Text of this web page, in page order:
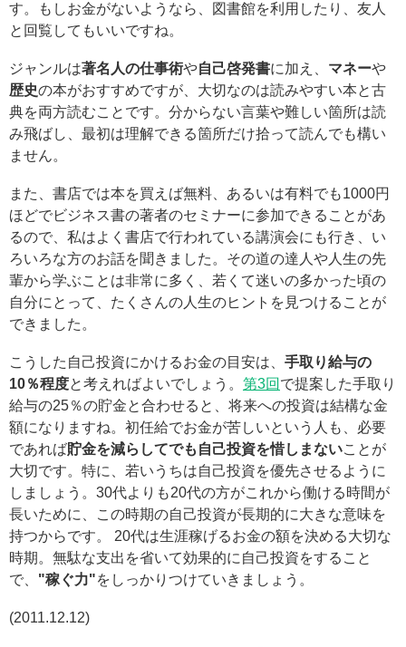
す。もしお金がないようなら、図書館を利用したり、友人
と回覧してもいいですね。
ジャンルは著名人の仕事術や自己啓発書に加え、 マネーや
歴史の本がおすすめですが、大切なのは読みやすい本と古
典を両方読むことです。分からない言葉や難しい箇所は読
み飛ばし、最初は理解できる箇所だけ拾って読んでも構い
ません。
また、書店では本を買えば無料、あるいは有料でも1000円
ほどでビジネス書の著者のセミナーに参加できることがあ
るので、私はよく書店で行われている講演会にも行き、い
ろいろな方のお話を聞きました。その道の達人や人生の先
輩から学ぶことは非常に多く、若くて迷いの多かった頃の
自分にとって、たくさんの人生のヒントを見つけることが
できました。
こうした自己投資にかけるお金の目安は、 手取り給与の
10％程度と考えればよいでしょう。 第3回 で提案した手取り
給与の25％の貯金と合わせると、将来への投資は結構な金
額になりますね。初任給でお金が苦しいという人も、必要
であれば貯金を減らしてでも自己投資を惜しまないことが
大切です。特に、若いうちは自己投資を優先させるように
しましょう。30代よりも20代の方がこれから働ける時間が
長いために、この時期の自己投資が長期的に大きな意味を
持つからです。 20代は生涯稼げるお金の額を決める大切な
時期。無駄な支出を省いて効果的に自己投資をすること
で、 "稼ぐ力"をしっかりつけていきましょう。
(2011.12.12)